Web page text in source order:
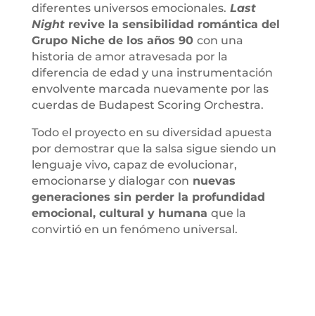
diferentes universos emocionales. Last
Nightrevive la sensibilidad romántica del
Grupo Niche de los años 90 con una
historia de amor atravesada por la
diferencia de edad y una instrumentación
envolvente marcada nuevamente por las
cuerdas de Budapest Scoring Orchestra.
Todo el proyecto en su diversidad apuesta
por demostrar que la salsa sigue siendo un
lenguaje vivo, capaz de evolucionar,
emocionarse y dialogar con nuevas
generaciones sin perder la profundidad
emocional, cultural y humana que la
convirtió en un fenómeno universal.